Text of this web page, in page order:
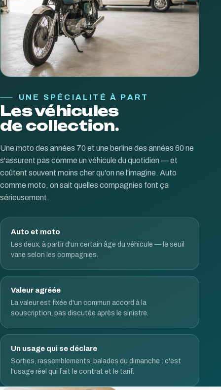
UNE SPÉCIALITÉ À PART
Les véhicules
de collection.
Une moto des années 70 et une berline des années 60 ne
s'assurent pas comme un véhicule du quotidien — et
coûtent souvent moins cher qu'on ne l'imagine. Auto
comme moto, on sait quelles compagnies font ça
sérieusement.
Auto et moto
Les deux, à partir d'un certain âge du véhicule — le seuil
varie selon les compagnies.
Valeur agréée
La valeur est fixée d'un commun accord à la
souscription, pas discutée après le sinistre.
Un usage qui se déclare
Sorties, rassemblements, balades du dimanche : c'est
l'usage réel qui fait le contrat et le tarif.